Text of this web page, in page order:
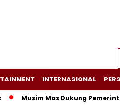
INTERNASIONAL
Mas Dukung Pemerintah